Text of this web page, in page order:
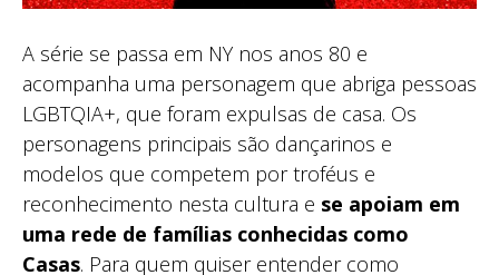
A série se passa em NY nos anos 80 e
acompanha uma personagem que abriga pessoas
LGBTQIA+, que foram expulsas de casa. Os
personagens principais são dançarinos e
modelos que competem por troféus e
reconhecimento nesta cultura e se apoiam em
uma rede de famílias conhecidas como
Casas. Para quem quiser entender como